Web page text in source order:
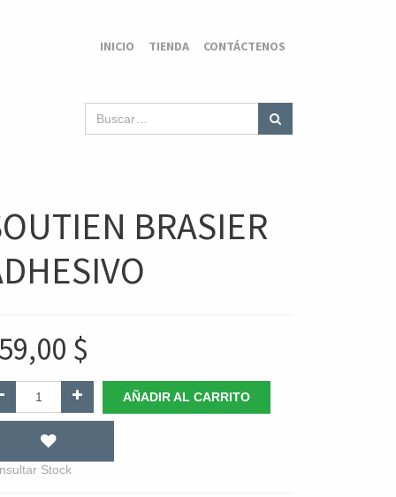
INICIO TIENDA CONTÁCTENOS
BRASIER
$
AÑADIR AL CARRITO
Stock